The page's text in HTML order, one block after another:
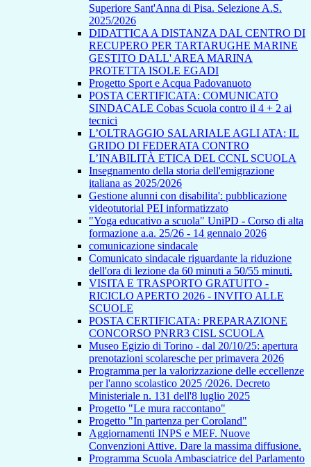
Superiore Sant'Anna di Pisa. Selezione A.S.
2025/2026
DIDATTICA A DISTANZA DAL CENTRO DI
RECUPERO PER TARTARUGHE MARINE
GESTITO DALL' AREA MARINA
PROTETTA ISOLE EGADI
Progetto Sport e Acqua Padovanuoto
POSTA CERTIFICATA: COMUNICATO
SINDACALE Cobas Scuola contro il 4 + 2 ai
tecnici
L’OLTRAGGIO SALARIALE AGLI ATA: IL
GRIDO DI FEDERATA CONTRO
L’INABILITÀ ETICA DEL CCNL SCUOLA
Insegnamento della storia dell'emigrazione
italiana as 2025/2026
Gestione alunni con disabilita': pubblicazione
videotutorial PEI informatizzato
"Yoga educativo a scuola" UniPD - Corso di alta
formazione a.a. 25/26 - 14 gennaio 2026
comunicazione sindacale
Comunicato sindacale riguardante la riduzione
dell'ora di lezione da 60 minuti a 50/55 minuti.
VISITA E TRASPORTO GRATUITO -
RICICLO APERTO 2026 - INVITO ALLE
SCUOLE
POSTA CERTIFICATA: PREPARAZIONE
CONCORSO PNRR3 CISL SCUOLA
Museo Egizio di Torino - dal 20/10/25: apertura
prenotazioni scolaresche per primavera 2026
Programma per la valorizzazione delle eccellenze
per l'anno scolastico 2025 /2026. Decreto
Ministeriale n. 131 dell'8 luglio 2025
Progetto "Le mura raccontano"
Progetto "In partenza per Coroland"
Aggiornamenti INPS e MEF. Nuove
Convenzioni Attive. Dare la massima diffusione.
Programma Scuola Ambasciatrice del Parlamento